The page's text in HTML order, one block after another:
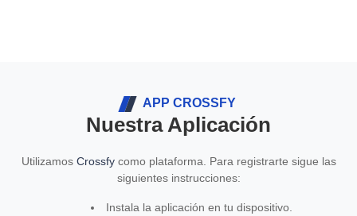
APP CROSSFY
Nuestra Aplicación
Utilizamos Crossfycomo plataforma. Para registrarte sigue las
siguientes instrucciones:
Instala la aplicación en tu dispositivo.